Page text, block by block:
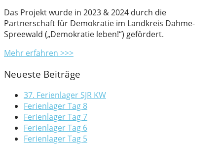
Das Projekt wurde in 2023 & 2024 durch die
Partnerschaft für Demokratie im Landkreis Dahme-
Spreewald („Demokratie leben!“) gefördert.
Mehr erfahren >>>
Neueste Beiträge
37. Ferienlager SJR KW
Ferienlager Tag 8
Ferienlager Tag 7
Ferienlager Tag 6
Ferienlager Tag 5